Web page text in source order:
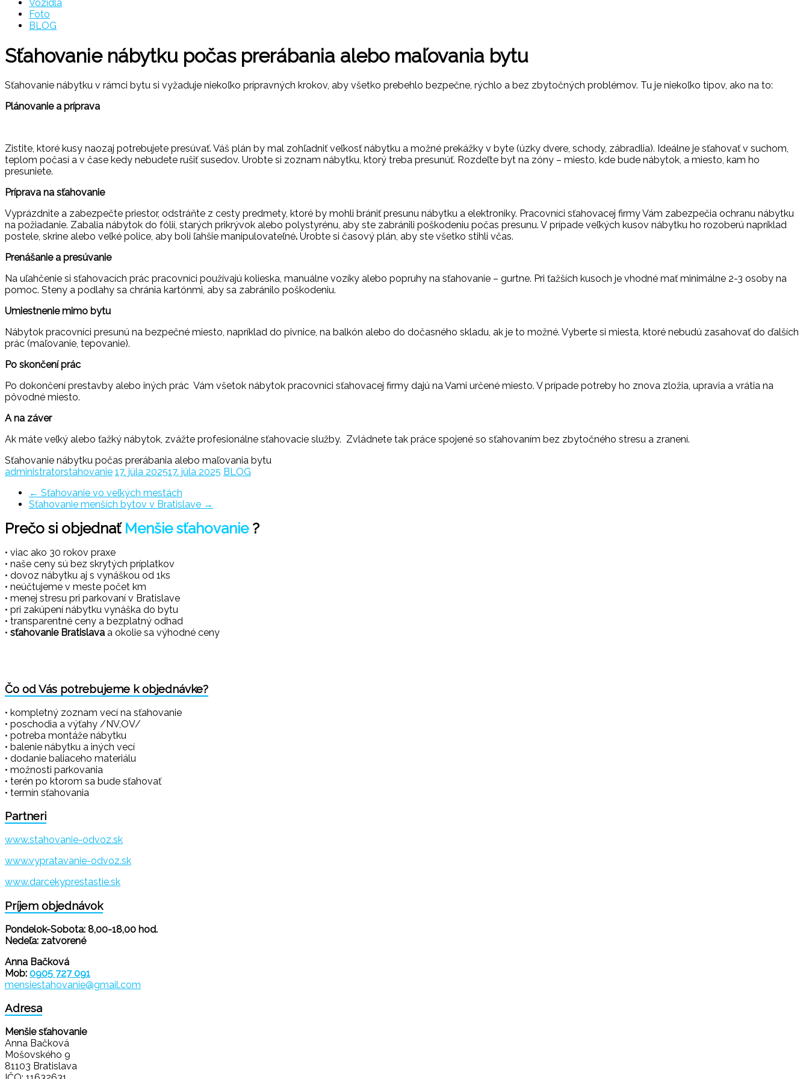
Vozidla
Foto
BLOG
Sťahovanie nábytku počas prerábania alebo maľovania bytu
Sťahovanie nábytku v rámci bytu si vyžaduje niekoľko prípravných krokov, aby všetko prebehlo bezpečne, rýchlo a bez zbytočných problémov. Tu je niekoľko tipov, ako na to:
Plánovanie a príprava
Zistite, ktoré kusy naozaj potrebujete presúvať. Váš plán by mal zohľadniť veľkosť nábytku a možné prekážky v byte (úzky dvere, schody, zábradlia). Ideálne je sťahovať v suchom,
teplom počasí a v čase kedy nebudete rušiť susedov. Urobte si zoznam nábytku, ktorý treba presunúť. Rozdeľte byt na zóny – miesto, kde bude nábytok, a miesto, kam ho
presuniete.
Príprava na sťahovanie
Vyprázdnite a zabezpečte priestor, odstráňte z cesty predmety, ktoré by mohli brániť presunu nábytku a elektroniky. Pracovníci sťahovacej firmy Vám zabezpečia ochranu nábytku
na požiadanie. Zabalia nábytok do fólií, starých prikrývok alebo polystyrénu, aby ste zabránili poškodeniu počas presunu. V prípade veľkých kusov nábytku ho rozoberú napríklad
postele, skrine alebo veľké police, aby boli ľahšie manipulovateľné. Urobte si časový plán, aby ste všetko stihli včas.
Prenášanie a presúvanie
Na uľahčenie si sťahovacích prác pracovníci používajú kolieska, manuálne vozíky alebo popruhy na sťahovanie – gurtne. Pri ťažších kusoch je vhodné mať minimálne 2-3 osoby na
pomoc. Steny a podlahy sa chránia kartónmi, aby sa zabránilo poškodeniu.
Umiestnenie mimo bytu
Nábytok pracovníci presunú na bezpečné miesto, napríklad do pivnice, na balkón alebo do dočasného skladu, ak je to možné. Vyberte si miesta, ktoré nebudú zasahovať do ďalších
prác (maľovanie, tepovanie).
Po skončení prác
Po dokončení prestavby alebo iných prác Vám všetok nábytok pracovníci sťahovacej firmy dajú na Vami určené miesto. V prípade potreby ho znova zložia, upravia a vrátia na
pôvodné miesto.
A na záver
Ak máte veľký alebo ťažký nábytok, zvážte profesionálne sťahovacie služby. Zvládnete tak práce spojené so sťahovaním bez zbytočného stresu a zranení.
Sťahovanie nábytku počas prerábania alebo maľovania bytu
administratorstahovanie 17. júla 202517. júla 2025 BLOG
← Sťahovanie vo veľkých mestách
Sťahovanie menších bytov v Bratislave →
Prečo si objednať Menšie sťahovanie ?
• viac ako 30 rokov praxe
• naše ceny sú bez skrytých príplatkov
• dovoz nábytku aj s vynáškou od 1ks
• neúčtujeme v meste počet km
• menej stresu pri parkovaní v Bratislave
• pri zakúpení nábytku vynáška do bytu
• transparentné ceny a bezplatný odhad
• sťahovanie Bratislava a okolie sa výhodné ceny
Čo od Vás potrebujeme k objednávke?
• kompletný zoznam vecí na sťahovanie
• poschodia a výťahy /NV,OV/
• potreba montáže nábytku
• balenie nábytku a iných vecí
• dodanie baliaceho materiálu
• možnosti parkovania
• terén po ktorom sa bude sťahovať
• termín sťahovania
Partneri
www.stahovanie-odvoz.sk
www.vypratavanie-odvoz.sk
www.darcekyprestastie.sk
Príjem objednávok
Pondelok-Sobota: 8,00-18,00 hod.
Nedeľa: zatvorené
Anna Bačková
Mob: 0905 727 091
mensiestahovanie@gmail.com
Adresa
Menšie sťahovanie
Anna Bačková
Mošovského 9
81103 Bratislava